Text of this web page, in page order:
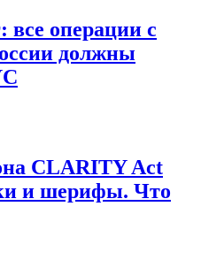
операции с
должны
CLARITY Act
и шерифы. Что